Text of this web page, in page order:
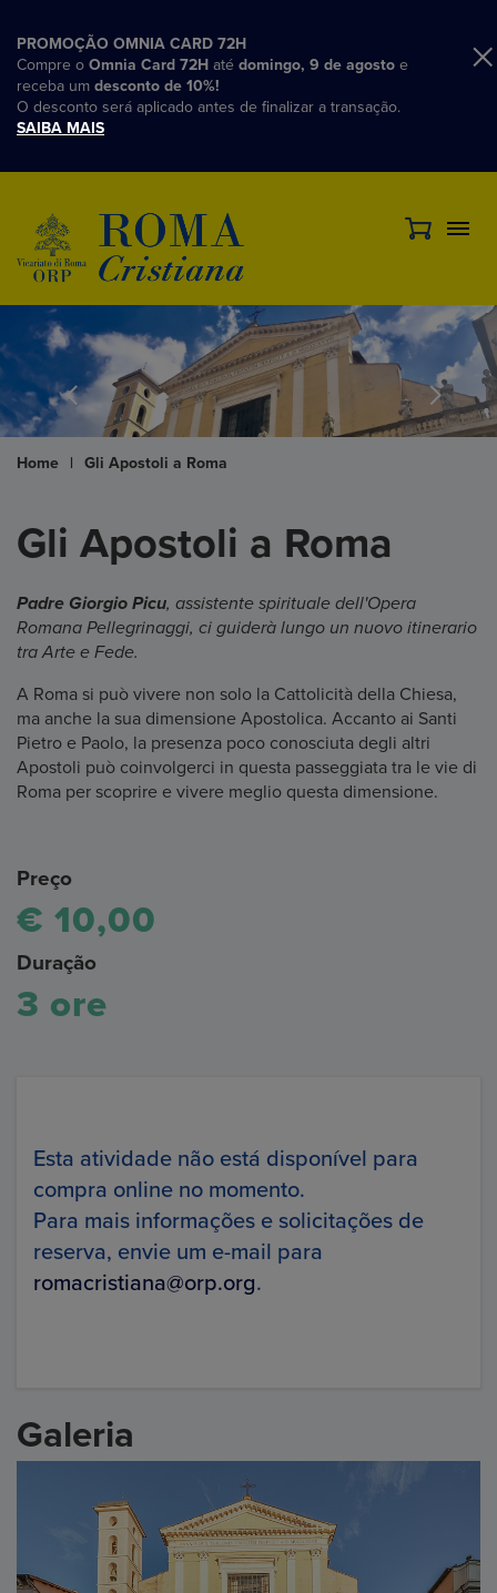
PROMOÇÃO OMNIA CARD 72H
Compre o Omnia Card 72H até domingo, 9 de agosto e
receba um desconto de 10%!
O desconto será aplicado antes de finalizar a transação.
SAIBA MAIS
Home | Gli Apostoli a Roma
Gli Apostoli a Roma
Padre Giorgio Picu, assistente spirituale dell'Opera
Romana Pellegrinaggi, ci guiderà lungo un nuovo itinerario
tra Arte e Fede.
A Roma si può vivere non solo la Cattolicità della Chiesa,
ma anche la sua dimensione Apostolica. Accanto ai Santi
Pietro e Paolo, la presenza poco conosciuta degli altri
Apostoli può coinvolgerci in questa passeggiata tra le vie di
Roma per scoprire e vivere meglio questa dimensione.
Preço
€ 10,00
Duração
3 ore
Esta atividade não está disponível para
compra online no momento.
Para mais informações e solicitações de
reserva, envie um e-mail para
romacristiana@orp.org.
Galeria